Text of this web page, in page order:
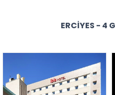
ERCIYES - 4